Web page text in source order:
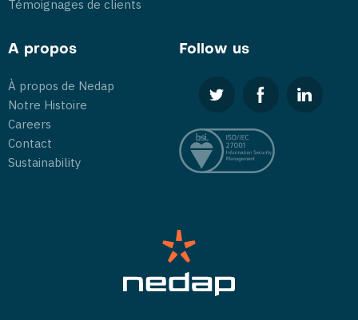
Témoignages de clients
A propos
À propos de Nedap
Notre Histoire
Careers
Contact
Sustainability
Follow us